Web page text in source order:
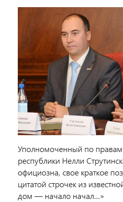
Уполномоченный по правам
республики Нелли
официозна, свое краткое
цитатой строчек из
дом — начало начал...»